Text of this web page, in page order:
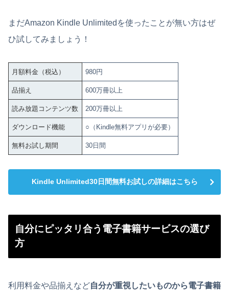
まだAmazon Kindle Unlimitedを使ったことが無い方はぜ
ひ試してみましょう！
月額料金（税込） 980円
品揃え 600万冊以上
読み放題コンテンツ数 200万冊以上
ダウンロード機能 ○（Kindle無料アプリが必要）
無料お試し期間 30日間
Kindle Unlimited30日間無料お試しの詳細はこちら
自分にピッタリ合う電子書籍サービスの選び
方
利用料金や品揃えなど自分が重視したいものから電子書籍